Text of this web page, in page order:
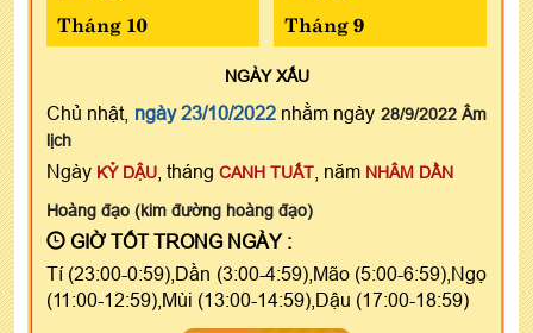
Tháng 10 Tháng 9
NGÀYXẤU
Chủ nhật, ngày 23/10/2022nhằm ngày 28/9/2022 Âm
lịch
Ngày KỶ DẬU , tháng CANH TUẤT , năm NHÂM DẦN
Hoàng đạo (kim đường hoàng đạo)
GIỜ TỐT TRONG NGÀY :
Tí (23:00-0:59),Dần (3:00-4:59),Mão (5:00-6:59),Ngọ
(11:00-12:59),Mùi (13:00-14:59),Dậu (17:00-18:59)